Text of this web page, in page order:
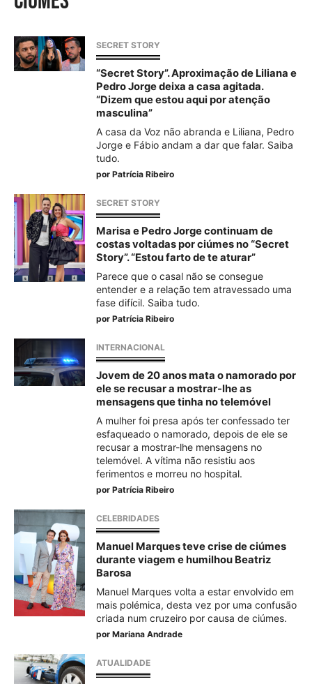
SECRET STORY
“Secret Story”. Aproximação de Liliana e
Pedro Jorge deixa a casa agitada.
“Dizem que estou aqui por atenção
masculina”
A casa da Voz não abranda e Liliana, Pedro
Jorge e Fábio andam a dar que falar. Saiba
tudo.
por Patrícia Ribeiro
SECRET STORY
Marisa e Pedro Jorge continuam de
costas voltadas por ciúmes no “Secret
Story”. “Estou farto de te aturar”
Parece que o casal não se consegue
entender e a relação tem atravessado uma
fase difícil. Saiba tudo.
por Patrícia Ribeiro
INTERNACIONAL
Jovem de 20 anos mata o namorado por
ele se recusar a mostrar-lhe as
mensagens que tinha no telemóvel
A mulher foi presa após ter confessado ter
esfaqueado o namorado, depois de ele se
recusar a mostrar-lhe mensagens no
telemóvel. A vítima não resistiu aos
ferimentos e morreu no hospital.
por Patrícia Ribeiro
CELEBRIDADES
Manuel Marques teve crise de ciúmes
durante viagem e humilhou Beatriz
Barosa
Manuel Marques volta a estar envolvido em
mais polémica, desta vez por uma confusão
criada num cruzeiro por causa de ciúmes.
por Mariana Andrade
ATUALIDADE